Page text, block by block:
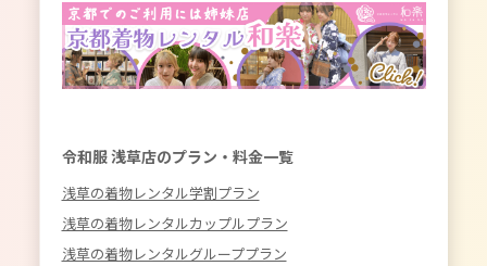
令和服 浅草店のプラン・料金一覧
浅草の着物レンタル学割プラン
浅草の着物レンタルカップルプラン
浅草の着物レンタルグループプラン